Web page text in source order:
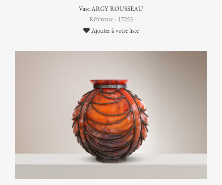
Vase ARGY ROUSSEAU
Référence : 17253
Ajouter à votre liste